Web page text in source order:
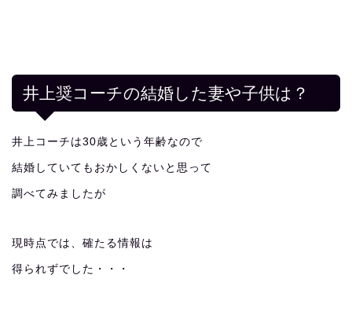
井上奨コーチの結婚した妻や子供は？
井上コーチは30歳という年齢なので
結婚していてもおかしくないと思って
調べてみましたが
現時点では、確たる情報は
得られずでした・・・